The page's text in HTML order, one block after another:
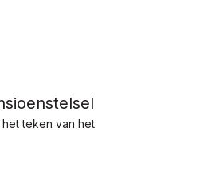
teken van het